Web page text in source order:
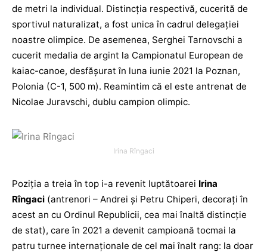
de metri la individual. Distincția respectivă, cucerită de
sportivul naturalizat, a fost unica în cadrul delegației
noastre olimpice. De asemenea, Serghei Tarnovschi a
cucerit medalia de argint la Campionatul European de
kaiac-canoe, desfășurat în luna iunie 2021 la Poznan,
Polonia (C-1, 500 m). Reamintim că el este antrenat de
Nicolae Juravschi, dublu campion olimpic.
Irina Rîngaci
Poziția a treia în top i-a revenit luptătoarei Irina
Rîngaci (antrenori – Andrei și Petru Chiperi, decorați în
acest an cu Ordinul Republicii, cea mai înaltă distincție
de stat), care în 2021 a devenit campioană tocmai la
patru turnee internaționale de cel mai înalt rang: la doar